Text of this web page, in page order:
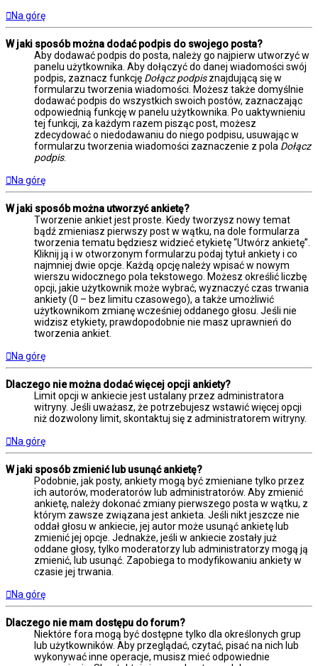
Na górę
W jaki sposób można dodać podpis do swojego posta?
Aby dodawać podpis do posta, należy go najpierw utworzyć w
panelu użytkownika. Aby dołączyć do danej wiadomości swój
podpis, zaznacz funkcję Dołącz podpisznajdującą się w
formularzu tworzenia wiadomości. Możesz także domyślnie
dodawać podpis do wszystkich swoich postów, zaznaczając
odpowiednią funkcję w panelu użytkownika. Po uaktywnieniu
tej funkcji, za każdym razem pisząc post, możesz
zdecydować o niedodawaniu do niego podpisu, usuwając w
formularzu tworzenia wiadomości zaznaczenie z pola Dołącz
podpis.
Na górę
W jaki sposób można utworzyć ankietę?
Tworzenie ankiet jest proste. Kiedy tworzysz nowy temat
bądź zmieniasz pierwszy post w wątku, na dole formularza
tworzenia tematu będziesz widzieć etykietę “Utwórz ankietę”.
Kliknij ją i w otworzonym formularzu podaj tytuł ankiety i co
najmniej dwie opcje. Każdą opcję należy wpisać w nowym
wierszu widocznego pola tekstowego. Możesz określić liczbę
opcji, jakie użytkownik może wybrać, wyznaczyć czas trwania
ankiety (0 – bez limitu czasowego), a także umożliwić
użytkownikom zmianę wcześniej oddanego głosu. Jeśli nie
widzisz etykiety, prawdopodobnie nie masz uprawnień do
tworzenia ankiet.
Na górę
Dlaczego nie można dodać więcej opcji ankiety?
Limit opcji w ankiecie jest ustalany przez administratora
witryny. Jeśli uważasz, że potrzebujesz wstawić więcej opcji
niż dozwolony limit, skontaktuj się z administratorem witryny.
Na górę
W jaki sposób zmienić lub usunąć ankietę?
Podobnie, jak posty, ankiety mogą być zmieniane tylko przez
ich autorów, moderatorów lub administratorów. Aby zmienić
ankietę, należy dokonać zmiany pierwszego posta w wątku, z
którym zawsze związana jest ankieta. Jeśli nikt jeszcze nie
oddał głosu w ankiecie, jej autor może usunąć ankietę lub
zmienić jej opcje. Jednakże, jeśli w ankiecie zostały już
oddane głosy, tylko moderatorzy lub administratorzy mogą ją
zmienić, lub usunąć. Zapobiega to modyfikowaniu ankiety w
czasie jej trwania.
Na górę
Dlaczego nie mam dostępu do forum?
Niektóre fora mogą być dostępne tylko dla określonych grup
lub użytkowników. Aby przeglądać, czytać, pisać na nich lub
wykonywać inne operacje, musisz mieć odpowiednie